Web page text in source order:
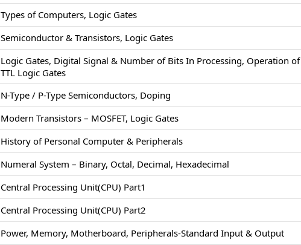
Types of Computers, Logic Gates
Semiconductor & Transistors, Logic Gates
Logic Gates, Digital Signal & Number of Bits In Processing, Operation of
TTL Logic Gates
N-Type / P-Type Semiconductors, Doping
Modern Transistors – MOSFET, Logic Gates
History of Personal Computer & Peripherals
Numeral System – Binary, Octal, Decimal, Hexadecimal
Central Processing Unit(CPU) Part1
Central Processing Unit(CPU) Part2
Power, Memory, Motherboard, Peripherals-Standard Input & Output